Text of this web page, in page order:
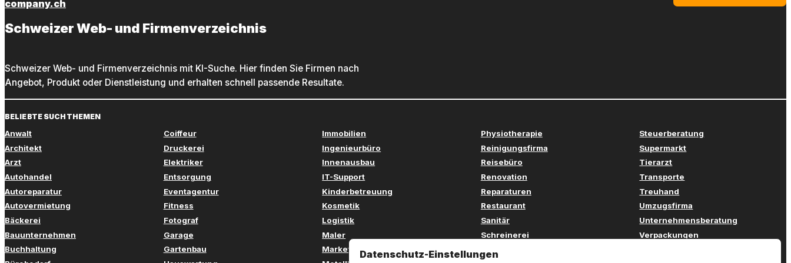
company.ch
Schweizer Web- und Firmenverzeichnis
Schweizer Web- und Firmenverzeichnis mit KI-Suche. Hier finden Sie Firmen nach
Angebot, Produkt oder Dienstleistung und erhalten schnell passende Resultate.
BELIEBTE SUCHTHEMEN
Anwalt
Architekt
Arzt
Autohandel
Autoreparatur
Autovermietung
Bäckerei
Bauunternehmen
Buchhaltung
Coiffeur
Druckerei
Elektriker
Entsorgung
Eventagentur
Fitness
Fotograf
Garage
Gartenbau
Immobilien
Ingenieurbüro
Innenausbau
IT-Support
Kinderbetreuung
Kosmetik
Logistik
Maler
Marketing
Physiotherapie
Reinigungsfirma
Reisebüro
Renovation
Reparaturen
Restaurant
Sanitär
Schreinerei
Steuerberatung
Supermarkt
Tierarzt
Transporte
Treuhand
Umzugsfirma
Unternehmensberatung
Verpackungen
Datenschutz-Einstellungen